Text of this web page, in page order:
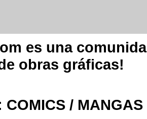
es una
obras gráficas!
COMICS /